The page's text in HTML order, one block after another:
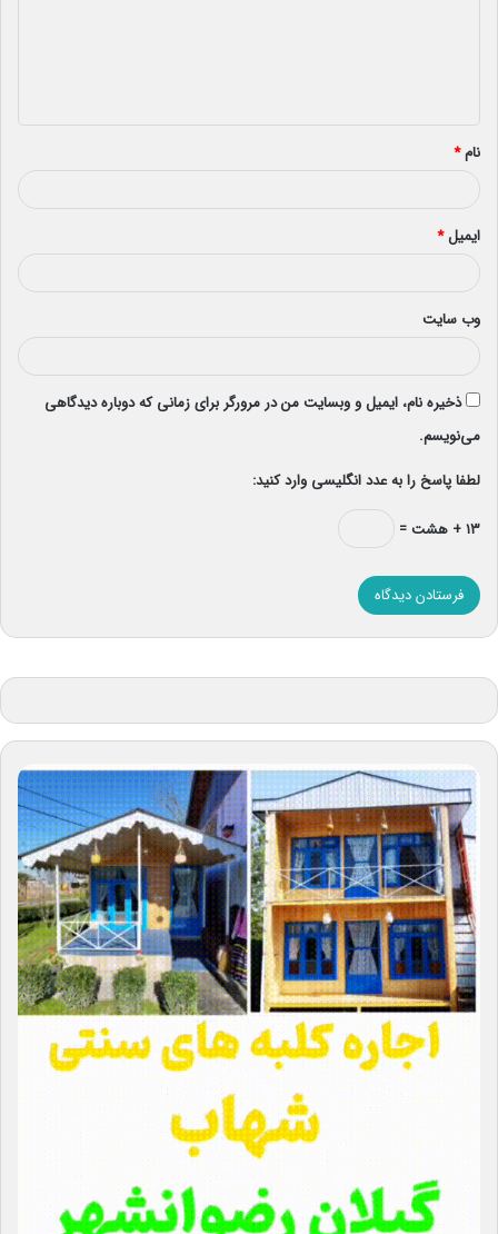
*
نام*
ایمیل*
وب‌ سایت
ذخیره نام، ایمیل و وبسایت من در مرورگر برای زمانی که دوباره دیدگاهی
می‌نویسم.
لطفا پاسخ را به عدد انگلیسی وارد کنید:
۱۳ + هشت =